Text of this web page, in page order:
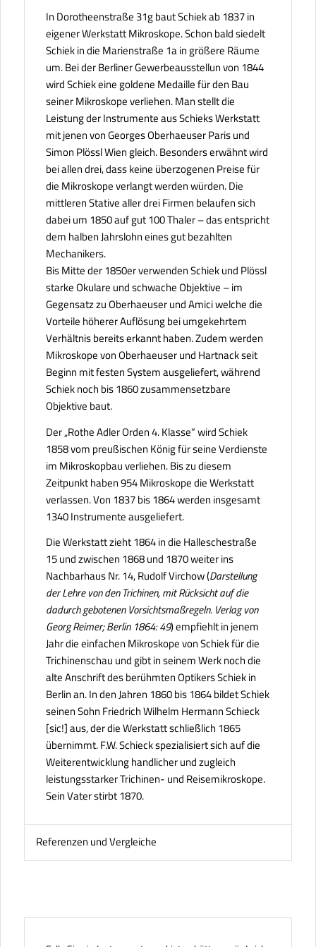
In Dorotheenstraße 31g baut Schiek ab 1837 in
eigener Werkstatt Mikroskope. Schon bald siedelt
Schiek in die Marienstraße 1a in größere Räume
um. Bei der Berliner Gewerbeausstellun von 1844
wird Schiek eine goldene Medaille für den Bau
seiner Mikroskope verliehen. Man stellt die
Leistung der Instrumente aus Schieks Werkstatt
mit jenen von Georges Oberhaeuser Paris und
Simon Plössl Wien gleich. Besonders erwähnt wird
bei allen drei, dass keine überzogenen Preise für
die Mikroskope verlangt werden würden. Die
mittleren Stative aller drei Firmen belaufen sich
dabei um 1850 auf gut 100 Thaler – das entspricht
dem halben Jahrslohn eines gut bezahlten
Mechanikers.
Bis Mitte der 1850er verwenden Schiek und Plössl
starke Okulare und schwache Objektive – im
Gegensatz zu Oberhaeuser und Amici welche die
Vorteile höherer Auflösung bei umgekehrtem
Verhältnis bereits erkannt haben. Zudem werden
Mikroskope von Oberhaeuser und Hartnack seit
Beginn mit festen System ausgeliefert, während
Schiek noch bis 1860 zusammensetzbare
Objektive baut.
Der „Rothe Adler Orden 4. Klasse“ wird Schiek
1858 vom preußischen König für seine Verdienste
im Mikroskopbau verliehen. Bis zu diesem
Zeitpunkt haben 954 Mikroskope die Werkstatt
verlassen. Von 1837 bis 1864 werden insgesamt
1340 Instrumente ausgeliefert.
Die Werkstatt zieht 1864 in die Halleschestraße
15 und zwischen 1868 und 1870 weiter ins
Nachbarhaus Nr. 14, Rudolf Virchow (Darstellung
der Lehre von den Trichinen, mit Rücksicht auf die
dadurch gebotenen Vorsichtsmaßregeln. Verlag von
Georg Reimer; Berlin 1864: 49) empfiehlt in jenem
Jahr die einfachen Mikroskope von Schiek für die
Trichinenschau und gibt in seinem Werk noch die
alte Anschrift des berühmten Optikers Schiek in
Berlin an. In den Jahren 1860 bis 1864 bildet Schiek
seinen Sohn Friedrich Wilhelm Hermann Schieck
[sic!] aus, der die Werkstatt schließlich 1865
übernimmt. F.W. Schieck spezialisiert sich auf die
Weiterentwicklung handlicher und zugleich
leistungsstarker Trichinen- und Reisemikroskope.
Sein Vater stirbt 1870.
Referenzen und Vergleiche